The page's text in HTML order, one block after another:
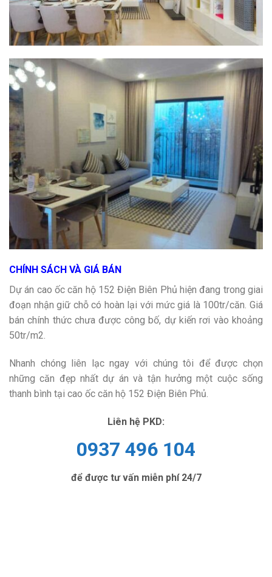
CHÍNH SÁCH VÀ GIÁ BÁN
Dự án cao ốc căn hộ 152 Điện Biên Phủ hiện đang trong giai
đoạn nhận giữ chỗ có hoàn lại với mức giá là 100tr/căn. Giá
bán chính thức chưa được công bố, dự kiến rơi vào khoảng
50tr/m2.
Nhanh chóng liên lạc ngay với chúng tôi để được chọn
những căn đẹp nhất dự án và tận hưởng một cuộc sống
thanh bình tại cao ốc căn hộ 152 Điện Biên Phủ.
Liên hệ PKD:
0937 496 104
để được tư vấn miễn phí 24/7